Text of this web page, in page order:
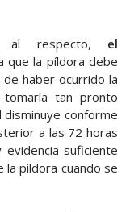
al respecto, el
que la píldora debe
haber ocurrido la
tomarla tan pronto
conforme
a las 72 horas
suficiente
pildora cuando se